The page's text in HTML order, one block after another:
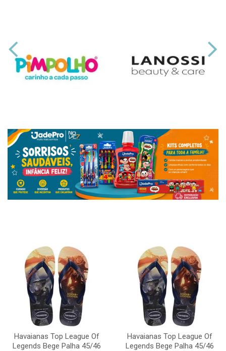
Havaianas Top League Of
Legends Bege Palha 45/46
Havaianas Top League Of
Legends Bege Palha 45/46